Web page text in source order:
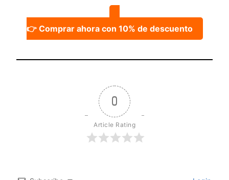
👉 Comprar ahora con 10% de descuento
0
Article Rating